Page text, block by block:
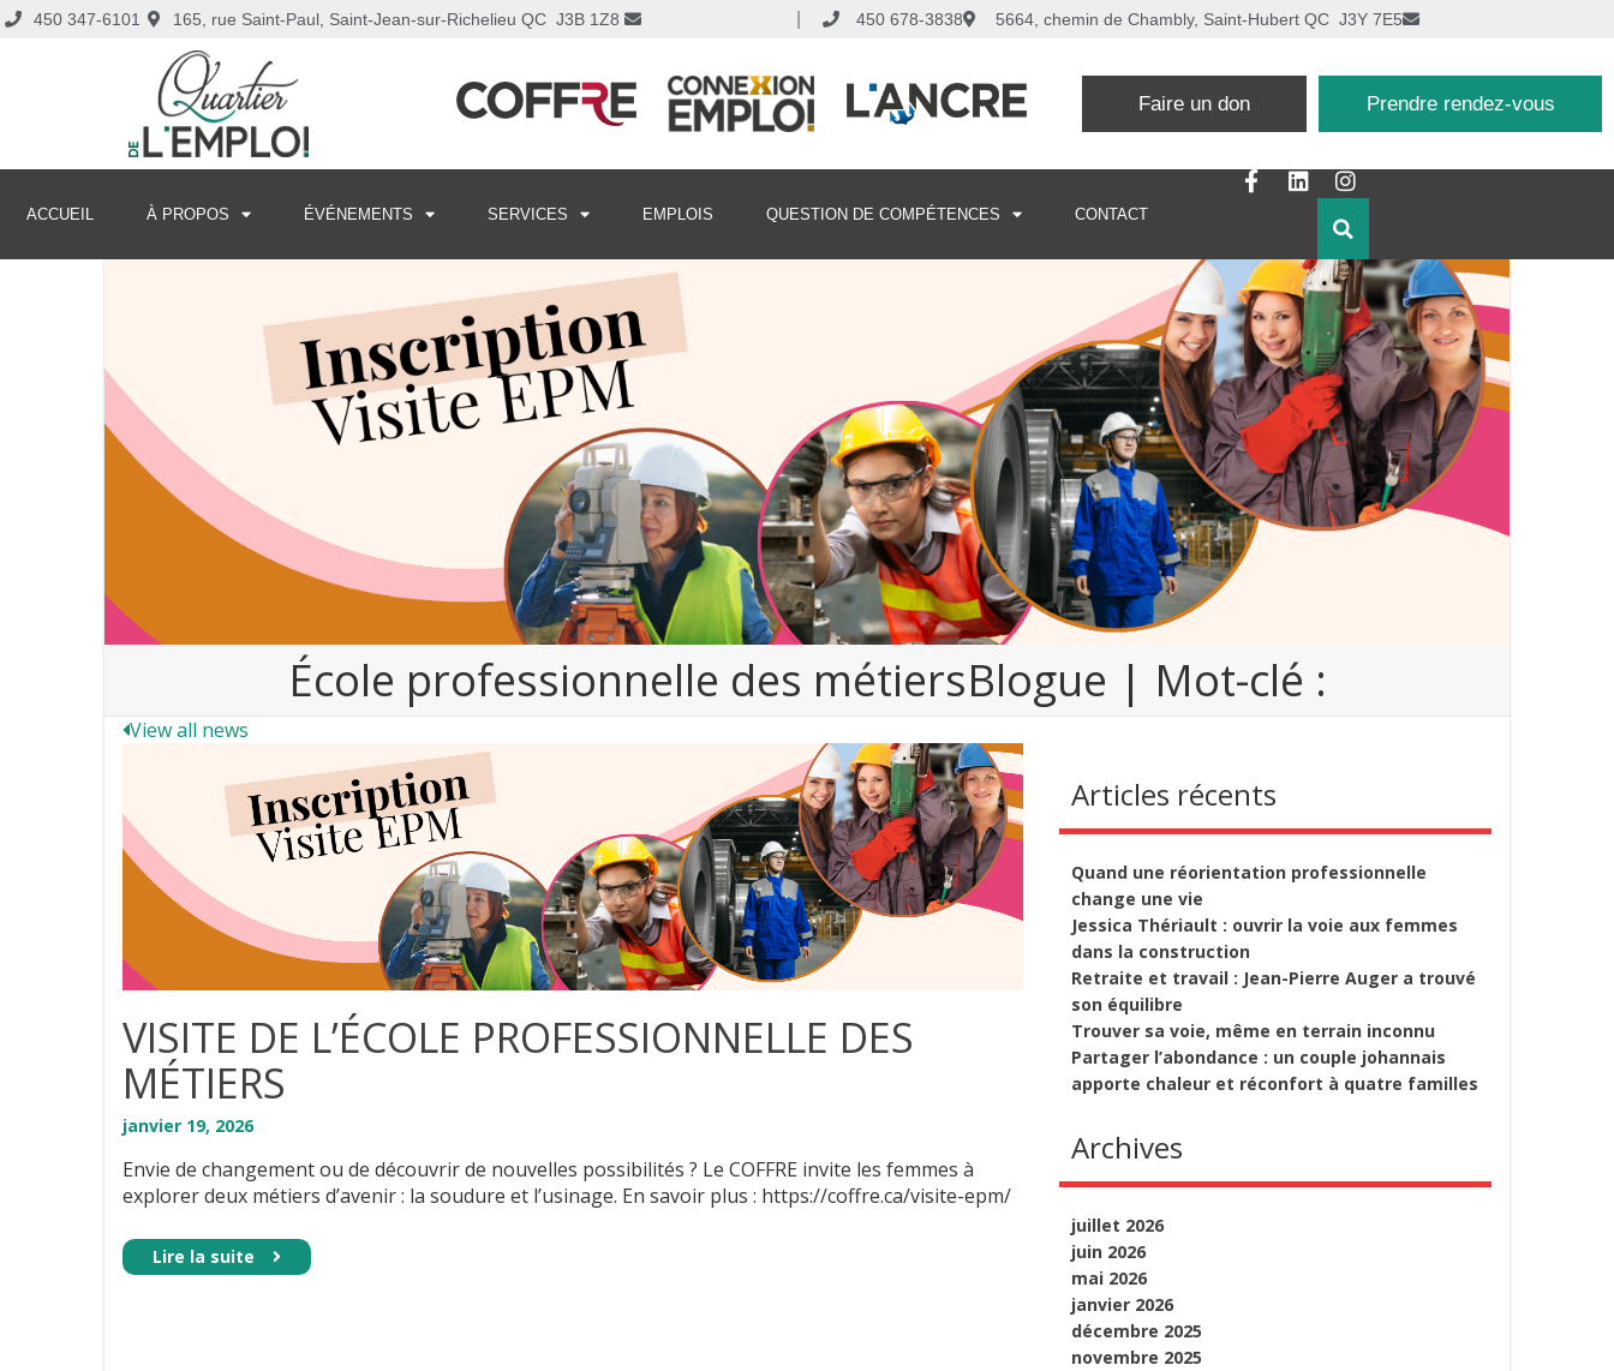
450 347-6101 165, rue Saint-Paul, Saint-Jean-sur-Richelieu QC J3B 1Z8 450 678-3838 5664, chemin de Chambly, Saint-Hubert QC J3Y 7E5
Faire un don Prendre rendez-vous
ACCUEIL À PROPOS ÉVÉNEMENTS SERVICES EMPLOIS QUESTION DE COMPÉTENCES CONTACT
École professionnelle des métiersBlogue | Mot-clé :
View all news
VISITE DE L’ÉCOLE PROFESSIONNELLE DES
MÉTIERS
janvier 19, 2026
Envie de changement ou de découvrir de nouvelles possibilités ? Le COFFRE invite les femmes à
explorer deux métiers d’avenir : la soudure et l’usinage. En savoir plus : https://coffre.ca/visite-epm/
Lire la suite
Articles récents
Quand une réorientation professionnelle
change une vie
Jessica Thériault : ouvrir la voie aux femmes
dans la construction
Retraite et travail : Jean-Pierre Auger a trouvé
son équilibre
Trouver sa voie, même en terrain inconnu
Partager l’abondance : un couple johannais
apporte chaleur et réconfort à quatre familles
Archives
juillet 2026
juin 2026
mai 2026
janvier 2026
décembre 2025
novembre 2025